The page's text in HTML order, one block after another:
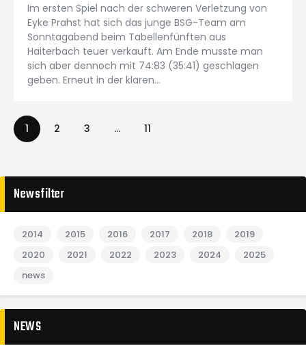
Im ersten Spiel nach der schweren Verletzung von
Eyke Prahst hat sich das junge BSG-Team am
Sonntagabend beim Tabellenfünften aus
Haiterbach teuer verkauft. Am Ende musste man
sich aber dennoch mit 74:83 (35:41) geschlagen
geben. Erneut in der klaren…
1 2 3 … 11
Newsfilter
2014 2015 2016 2017 2018
2019
2020
2021 2022 2023 2024
2025
news
NEWS